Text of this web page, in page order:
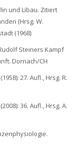
und Libau. Zitiert
(Hrsg. W.
(1968)
Steiners Kampf
Dornach/CH
27. Aufl., Hrsg. R.
36. Aufl., Hrsg. A.